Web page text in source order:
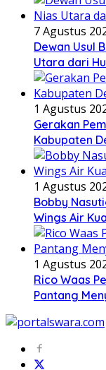
7 Agustus
Dewan Usul
Utara dari
1 Agustus
Gerakan
Kabupaten
1 Agustus
Bobby
Wings Air
1 Agustus
Rico Waas
Pantang